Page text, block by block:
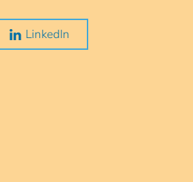
LinkedIn